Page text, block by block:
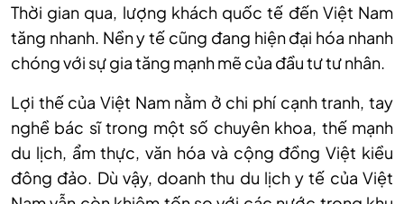
Thời gian qua, lượng khách quốc tế đến Việt Nam
tăng nhanh. Nền y tế cũng đang hiện đại hóa nhanh
chóng với sự gia tăng mạnh mẽ của đầu tư tư nhân.
Lợi thế của Việt Nam nằm ở chi phí cạnh tranh, tay
nghề bác sĩ trong một số chuyên khoa, thế mạnh
du lịch, ẩm thực, văn hóa và cộng đồng Việt kiều
đông đảo. Dù vậy, doanh thu du lịch y tế của Việt